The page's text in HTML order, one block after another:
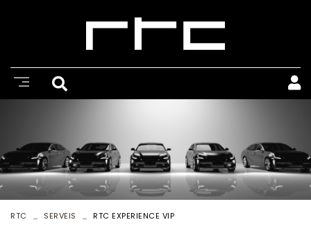
RTC SERVEIS RTC EXPERIENCE VIP